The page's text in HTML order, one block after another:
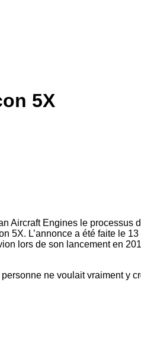
5X
Aircraft Engines le
L’annonce a été faite le
lors de son lancement en
ne voulait vraiment y